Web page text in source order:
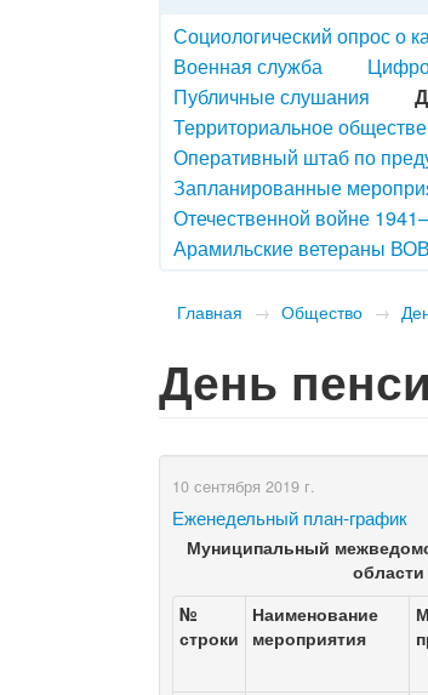
Социологический опрос о
Военная служба
Публичные слушания
Территориальное
Оперативный штаб по
Запланированные
Отечественной войне
Арамильские ветераны ВОВ
Главная → Общество →
День
10 сентября 2019 г.
Еженедельный план-график
Муниципальный
области
№
строки
Наименование
мероприятия